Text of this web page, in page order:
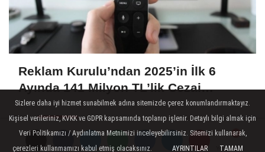
Yorumlar
Yorumlar
Reklam Kurulu’ndan 2025’in İlk 6
Ayında 141 Milyon TL’lik Cezai
Yaptırım
Yorumlar
Sizlere daha iyi hizmet sunabilmek adına sitemizde çerez konumlandırmaktayız.
Kişisel verileriniz, KVKK ve GDPR kapsamında toplanıp işlenir. Detaylı bilgi almak için
Veri Politikamızı / Aydınlatma Metnimizi inceleyebilirsiniz. Sitemizi kullanarak,
çerezleri kullanmamızı kabul etmiş olacaksınız.
AYRINTILAR TAMAM